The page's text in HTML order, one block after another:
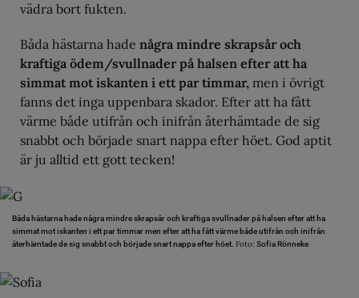
vädra bort fukten.
Båda hästarna hade några mindre skrapsår och
kraftiga ödem/svullnader på halsen efter att ha
simmat mot iskanten i ett par timmar, men i övrigt
fanns det inga uppenbara skador. Efter att ha fått
värme både utifrån och inifrån återhämtade de sig
snabbt och började snart nappa efter höet. God aptit
är ju alltid ett gott tecken!
Båda hästarna hade några mindre skrapsår och kraftiga svullnader på halsen efter att ha
simmat mot iskanten i ett par timmar men efter att ha fått värme både utifrån och inifrån
återhämtade de sig snabbt och började snart nappa efter höet. Foto: Sofia Rönneke